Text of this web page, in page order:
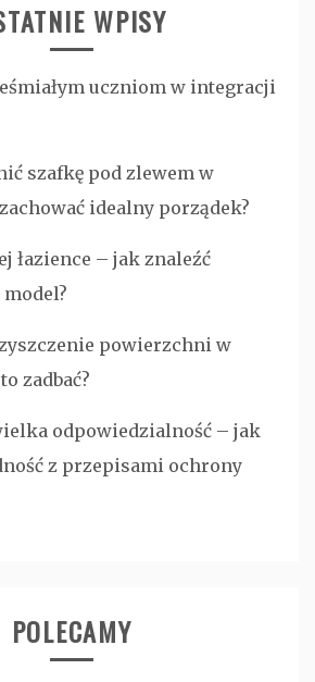
WPISY
uczniom w integracji
szafkę pod zlewem w
idealny porządek?
łazience – jak znaleźć
powierzchni w
zadbać?
odpowiedzialność – jak
z przepisami ochrony
POLECAMY